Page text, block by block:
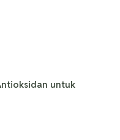
untuk